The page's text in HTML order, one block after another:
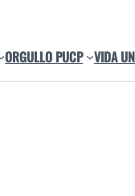
ORGULLO PUCP VIDA